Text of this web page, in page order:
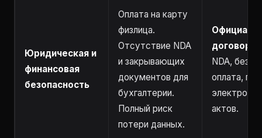
Юридическая и
финансовая
безопасность
Оплата на карту
физлица.
Отсутствие NDA
и закрывающих
документов для
бухгалтерии.
Полный риск
потери данных.
договор.
NDA,
оплата,
актов.